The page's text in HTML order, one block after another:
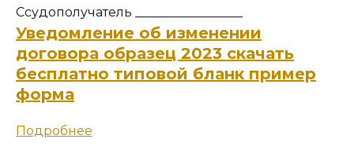
Ссудополучатель _________________
Уведомление об изменении
договора образец 2023 скачать
бесплатно типовой бланк пример
форма
Подробнее